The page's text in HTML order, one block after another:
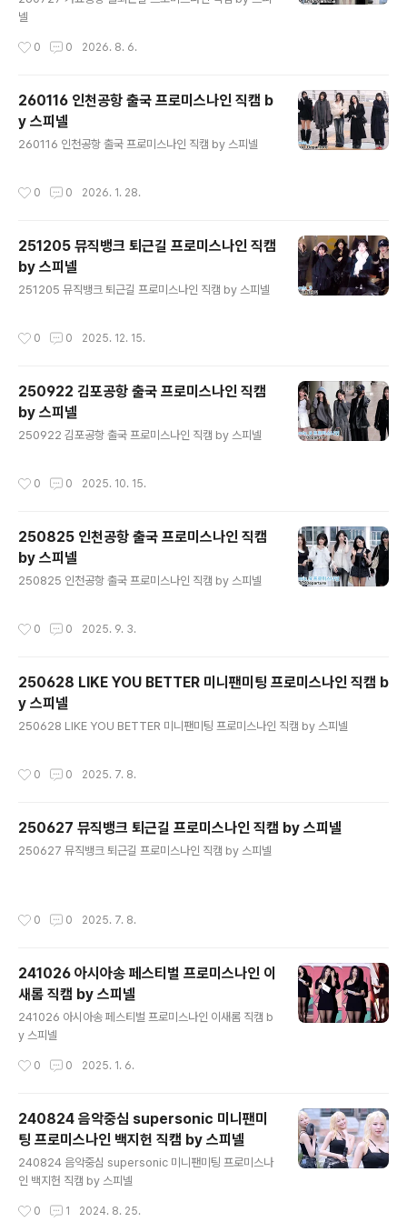
넬
0 0 2026. 8. 6.
260116 인천공항 출국 프로미스나인 직캠 b
y 스피넬
260116 인천공항 출국 프로미스나인 직캠 by 스피넬
0 0 2026. 1. 28.
251205 뮤직뱅크 퇴근길 프로미스나인 직캠
by 스피넬
251205 뮤직뱅크 퇴근길 프로미스나인 직캠 by 스피넬
0 0 2025. 12. 15.
250922 김포공항 출국 프로미스나인 직캠
by 스피넬
250922 김포공항 출국 프로미스나인 직캠 by 스피넬
0 0 2025. 10. 15.
250825 인천공항 출국 프로미스나인 직캠
by 스피넬
250825 인천공항 출국 프로미스나인 직캠 by 스피넬
0 0 2025. 9. 3.
250628 LIKE YOU BETTER 미니팬미팅 프로미스나인 직캠 b
y 스피넬
250628 LIKE YOU BETTER 미니팬미팅 프로미스나인 직캠 by 스피넬
0 0 2025. 7. 8.
250627 뮤직뱅크 퇴근길 프로미스나인 직캠 by 스피넬
250627 뮤직뱅크 퇴근길 프로미스나인 직캠 by 스피넬
0 0 2025. 7. 8.
241026 아시아송 페스티벌 프로미스나인 이
새롬 직캠 by 스피넬
241026 아시아송 페스티벌 프로미스나인 이새롬 직캠 b
y 스피넬
0 0 2025. 1. 6.
240824 음악중심 supersonic 미니팬미
팅 프로미스나인 백지헌 직캠 by 스피넬
240824 음악중심 supersonic 미니팬미팅 프로미스나
인 백지헌 직캠 by 스피넬
0 1 2024. 8. 25.